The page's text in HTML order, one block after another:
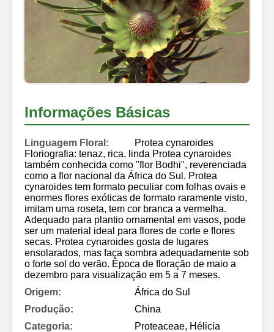
Informações Básicas
Linguagem Floral:
Protea cynaroides
Floriografia: tenaz, rica, linda Protea cynaroides
também conhecida como "flor Bodhi", reverenciada
como a flor nacional da África do Sul. Protea
cynaroides tem formato peculiar com folhas ovais e
enormes flores exóticas de formato raramente visto,
imitam uma roseta, tem cor branca a vermelha.
Adequado para plantio ornamental em vasos, pode
ser um material ideal para flores de corte e flores
secas. Protea cynaroides gosta de lugares
ensolarados, mas faça sombra adequadamente sob
o forte sol do verão. Época de floração de maio a
dezembro para visualização em 5 a 7 meses.
Origem:
África do Sul
Produção:
China
Categoria:
Proteaceae, Hélicia